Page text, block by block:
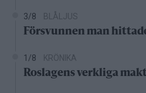
3/8 BLÅLJUS
Försvunnen man
1/8 KRÖNIKA
Roslagens verkliga